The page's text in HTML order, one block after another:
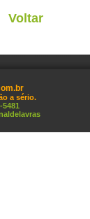
Voltar
a sério.
5481